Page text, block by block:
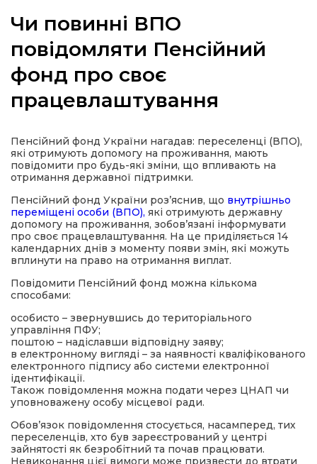
політика
місія
Чи повинні ВПО
повідомляти Пенсійний
фонд про своє
працевлаштування
Пенсійний фонд України нагадав: переселенці (ВПО),
які отримують допомогу на проживання, мають
повідомити про будь-які зміни, що впливають на
отримання державної підтримки.
Пенсійний фонд України роз’яснив, що внутрішньо
переміщені особи (ВПО), які отримують державну
допомогу на проживання, зобов’язані інформувати
про своє працевлаштування. На це приділяється 14
календарних днів з моменту появи змін, які можуть
вплинути на право на отримання виплат.
Повідомити Пенсійний фонд можна кількома
способами:
особисто – звернувшись до територіального
управління ПФУ;
поштою – надіславши відповідну заяву;
в електронному вигляді – за наявності кваліфікованого
електронного підпису або системи електронної
ідентифікації.
Також повідомлення можна подати через ЦНАП чи
уповноважену особу місцевої ради.
Обов’язок повідомлення стосується, насамперед, тих
переселенців, хто був зареєстрований у центрі
зайнятості як безробітний та почав працювати.
Невиконання цієї вимоги може призвести до втрати